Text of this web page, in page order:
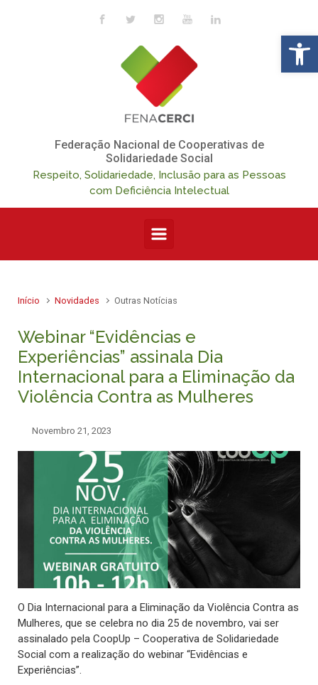
Skip to main content
Federação Nacional de Cooperativas de
Solidariedade Social
Respeito, Solidariedade, Inclusão para as Pessoas
com Deficiência Intelectual
Início Novidades Outras Notícias
Webinar “Evidências e
Experiências” assinala Dia
Internacional para a Eliminação da
Violência Contra as Mulheres
Novembro 21, 2023
O Dia Internacional para a Eliminação da Violência Contra as
Mulheres, que se celebra no dia 25 de novembro, vai ser
assinalado pela CoopUp – Cooperativa de Solidariedade
Social com a realização do webinar “Evidências e
Experiências”.